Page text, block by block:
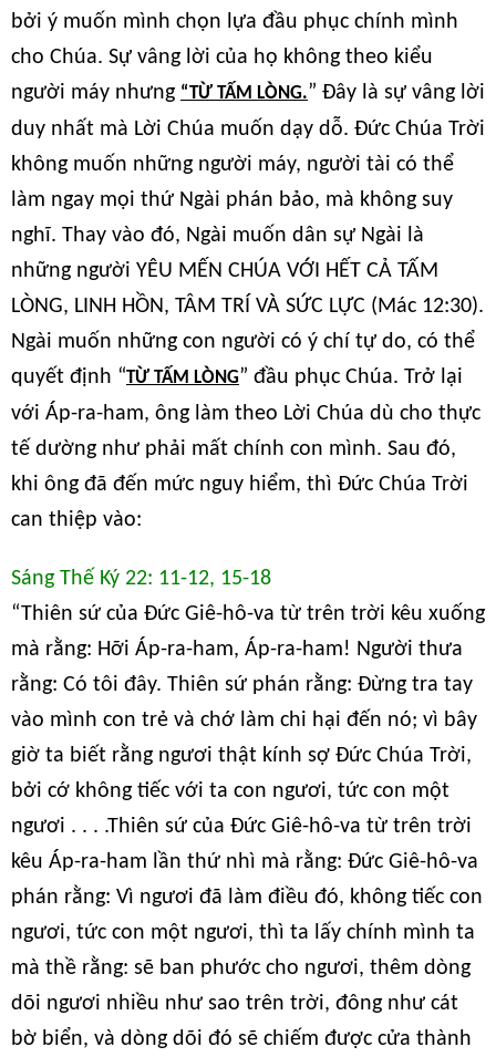
bởi ý muốn mình chọn lựa đầu phục chính mình
cho Chúa. Sự vâng lời của họ không theo kiểu
người máy nhưng “TỪ TẤM LÒNG.” Đây là sự vâng lời
duy nhất mà Lời Chúa muốn dạy dỗ. Đức Chúa Trời
không muốn những người máy, người tài có thể
làm ngay mọi thứ Ngài phán bảo, mà không suy
nghĩ. Thay vào đó, Ngài muốn dân sự Ngài là
những người YÊU MẾN CHÚA VỚI HẾT CẢ TẤM
LÒNG, LINH HỒN, TÂM TRÍ VÀ SỨC LỰC (Mác 12:30).
Ngài muốn những con người có ý chí tự do, có thể
quyết định “TỪ TẤM LÒNG” đầu phục Chúa. Trở lại
với Áp-ra-ham, ông làm theo Lời Chúa dù cho thực
tế dường như phải mất chính con mình. Sau đó,
khi ông đã đến mức nguy hiểm, thì Đức Chúa Trời
can thiệp vào:
Sáng Thế Ký 22: 11-12, 15-18
“Thiên sứ của Đức Giê-hô-va từ trên trời kêu xuống
mà rằng: Hỡi Áp-ra-ham, Áp-ra-ham! Người thưa
rằng: Có tôi đây. Thiên sứ phán rằng: Đừng tra tay
vào mình con trẻ và chớ làm chi hại đến nó; vì bây
giờ ta biết rằng ngươi thật kính sợ Đức Chúa Trời,
bởi cớ không tiếc với ta con ngươi, tức con một
ngươi . . . .Thiên sứ của Đức Giê-hô-va từ trên trời
kêu Áp-ra-ham lần thứ nhì mà rằng: Đức Giê-hô-va
phán rằng: Vì ngươi đã làm điều đó, không tiếc con
ngươi, tức con một ngươi, thì ta lấy chính mình ta
mà thề rằng: sẽ ban phước cho ngươi, thêm dòng
dõi ngươi nhiều như sao trên trời, đông như cát
bờ biển, và dòng dõi đó sẽ chiếm được cửa thành